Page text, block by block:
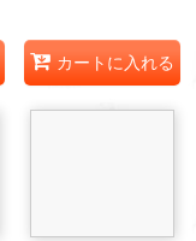
カートに入れる